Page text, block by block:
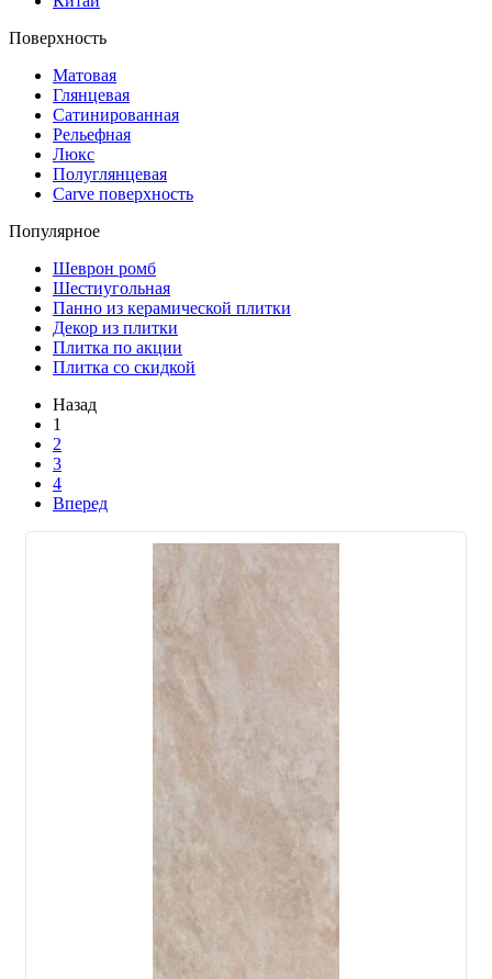
Поверхность
Матовая
Глянцевая
Сатинированная
Рельефная
Люкс
Полуглянцевая
Carve поверхность
Популярное
Шеврон ромб
Шестиугольная
Панно из керамической плитки
Декор из плитки
Плитка по акции
Плитка со скидкой
Назад
1
2
3
4
Вперед